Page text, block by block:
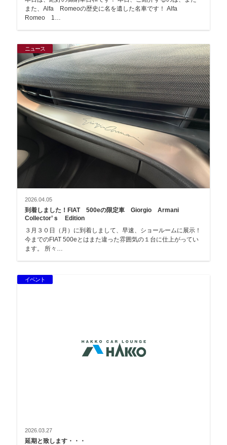
また、Alfa Romeoの歴史に名を遺した名車です！ Alfa
Romeo 1…
ニュース
2026.04.05
到着しました！FIAT 500eの限定車 Giorgio Armani
Collector’ｓ Edition
３月３０日（月）に到着しまして、早速、ショールームに展示！
今までのFIAT 500eとはまた違った雰囲気の１台に仕上がってい
ます。 所々…
イベント
2026.03.27
延期と致します・・・